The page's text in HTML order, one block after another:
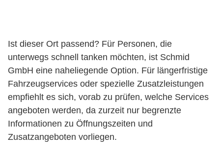
Ist dieser Ort passend? Für Personen, die
unterwegs schnell tanken möchten, ist Schmid
GmbH eine naheliegende Option. Für längerfristige
Fahrzeugservices oder spezielle Zusatzleistungen
empfiehlt es sich, vorab zu prüfen, welche Services
angeboten werden, da zurzeit nur begrenzte
Informationen zu Öffnungszeiten und
Zusatzangeboten vorliegen.